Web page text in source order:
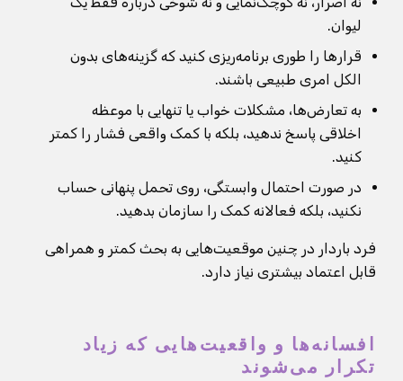
لیوان.
قرارها را طوری برنامه‌ریزی کنید که گزینه‌های بدون
الکل امری طبیعی باشند.
به تعارض‌ها، مشکلات خواب یا تنهایی با موعظه
اخلاقی پاسخ ندهید، بلکه با کمک واقعی فشار را کمتر
کنید.
در صورت احتمال وابستگی، روی تحمل پنهانی حساب
نکنید، بلکه فعالانه کمک را سازمان بدهید.
فرد باردار در چنین موقعیت‌هایی به بحث کمتر و همراهی
قابل اعتماد بیشتری نیاز دارد.
افسانه‌ها و واقعیت‌هایی که زیاد
تکرار می‌شوند